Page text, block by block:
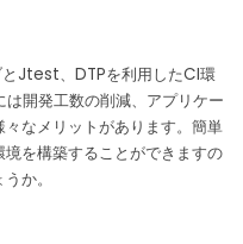
Jtest、DTPを利用したCI環
開発工数の削減、アプリケー
なメリットがあります。簡単
を構築することができますの
か。